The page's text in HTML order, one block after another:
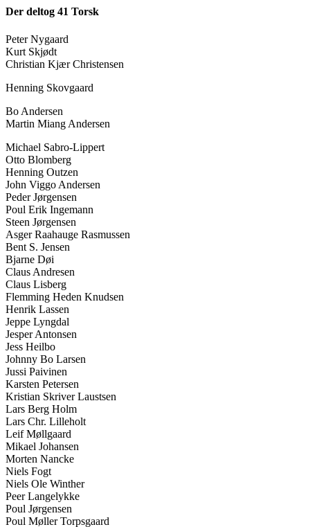
Der deltog 41 Torsk
Peter Nygaard
Kurt Skjødt
Christian Kjær Christensen
Henning Skovgaard
Bo Andersen
Martin Miang Andersen
Michael Sabro-Lippert
Otto Blomberg
Henning Outzen
John Viggo Andersen
Peder Jørgensen
Poul Erik Ingemann
Steen Jørgensen
Asger Raahauge Rasmussen
Bent S. Jensen
Bjarne Døi
Claus Andresen
Claus Lisberg
Flemming Heden Knudsen
Henrik Lassen
Jeppe Lyngdal
Jesper Antonsen
Jess Heilbo
Johnny Bo Larsen
Jussi Paivinen
Karsten Petersen
Kristian Skriver Laustsen
Lars Berg Holm
Lars Chr. Lilleholt
Leif Møllgaard
Mikael Johansen
Morten Nancke
Niels Fogt
Niels Ole Winther
Peer Langelykke
Poul Jørgensen
Poul Møller Torpsgaard